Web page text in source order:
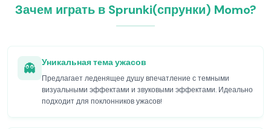
Зачем играть в Sprunki(спрунки) Momo?
👻 Уникальная тема ужасов
Предлагает леденящее душу впечатление с темными
визуальными эффектами и звуковыми эффектами. Идеально
подходит для поклонников ужасов!